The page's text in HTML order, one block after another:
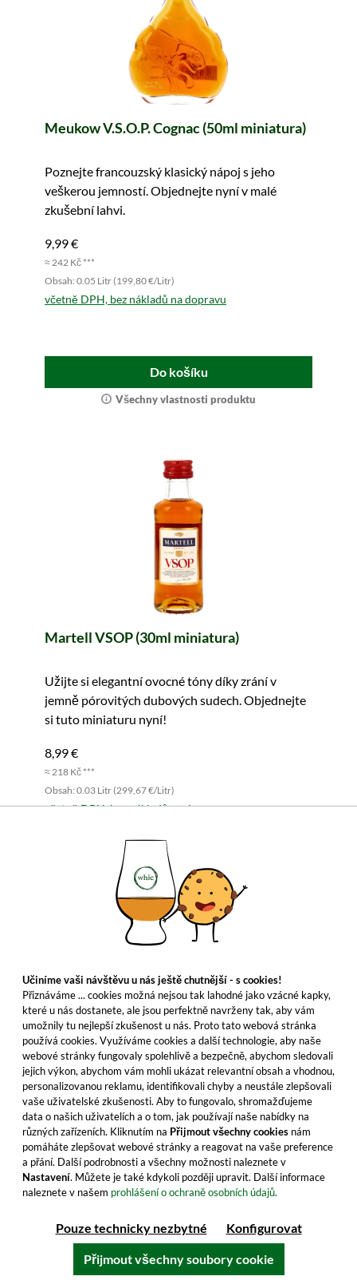
Meukow V.S.O.P. Cognac (50ml miniatura)
Poznejte francouzský klasický nápoj s jeho
veškerou jemností. Objednejte nyní v malé
zkušební lahvi.
9,99 €
≈ 242 Kč ***
Obsah: 0.05 Litr (199,80 €/Litr)
včetně DPH, bez nákladů na dopravu
Do košíku
Všechny vlastnosti produktu
Martell VSOP (30ml miniatura)
Užijte si elegantní ovocné tóny díky zrání v
jemně pórovitých dubových sudech. Objednejte
si tuto miniaturu nyní!
8,99 €
≈ 218 Kč ***
Obsah: 0.03 Litr (299,67 €/Litr)
včetně DPH, bez nákladů na dopravu
Do košíku
Všechny vlastnosti produktu
Maxime Trijol Cognac VSOP
Harmonický V.S.O.P. cognac z převážně hroznů
koktejly. Objednejte nyní.
39,99 €
Učiníme vaši návštěvu u nás ještě chutnější - s cookies!
Přiznáváme ... cookies možná nejsou tak lahodné jako vzácné kapky,
které u nás dostanete, ale jsou perfektně navrženy tak, aby vám
umožnily tu nejlepší zkušenost u nás. Proto tato webová stránka
používá cookies. Využíváme cookies a další technologie, aby naše
webové stránky fungovaly spolehlivě a bezpečně, abychom sledovali
jejich výkon, abychom vám mohli ukázat relevantní obsah a vhodnou,
personalizovanou reklamu, identifikovali chyby a neustále zlepšovali
vaše uživatelské zkušenosti. Aby to fungovalo, shromažďujeme
data o našich uživatelích a o tom, jak používají naše nabídky na
různých zařízeních. Kliknutím na Přijmout všechny cookies nám
pomáháte zlepšovat webové stránky a reagovat na vaše preference
a přání. Další podrobnosti a všechny možnosti naleznete v
Nastavení. Můžete je také kdykoli později upravit. Další informace
naleznete v našem prohlášení o ochraně osobních údajů.
Pouze technicky nezbytné Konfigurovat
Přijmout všechny soubory cookie